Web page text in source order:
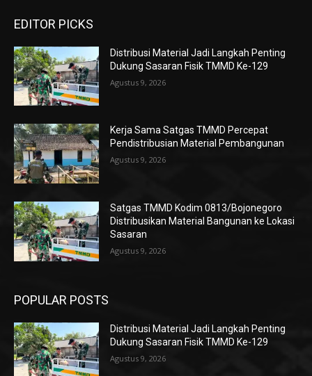
EDITOR PICKS
Distribusi Material Jadi Langkah Penting
Dukung Sasaran Fisik TMMD Ke-129
Agustus 9, 2026
Kerja Sama Satgas TMMD Percepat
Pendistribusian Material Pembangunan
Agustus 9, 2026
Satgas TMMD Kodim 0813/Bojonegoro
Distribusikan Material Bangunan ke Lokasi
Sasaran
Agustus 9, 2026
POPULAR POSTS
Distribusi Material Jadi Langkah Penting
Dukung Sasaran Fisik TMMD Ke-129
Agustus 9, 2026